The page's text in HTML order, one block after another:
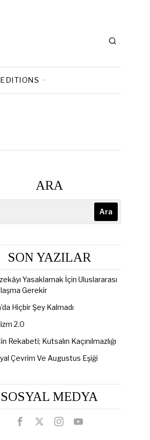
EDITIONS
ARA
Ara
SON YAZILAR
Yasaklamak İçin Uluslararası
Gerekir
Hiçbir Şey Kalmadı
2.0
Rekabeti; Kutsalın Kaçınılmazlığı
Çevrim Ve Augustus Eşiği
SOSYAL MEDYA